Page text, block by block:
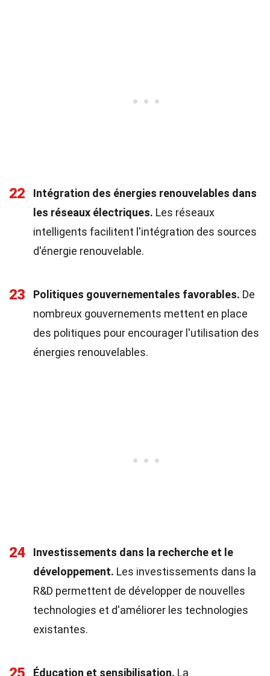
22
Intégration des énergies renouvelables dans
les réseaux électriques. Les réseaux
intelligents facilitent l'intégration des sources
d'énergie renouvelable.
23 Politiques gouvernementales favorables. De
nombreux gouvernements mettent en place
des politiques pour encourager l'utilisation des
énergies renouvelables.
24
Investissements dans la recherche et le
développement. Les investissements dans la
R&D permettent de développer de nouvelles
technologies et d'améliorer les technologies
existantes.
Éducation et sensibilisation. La